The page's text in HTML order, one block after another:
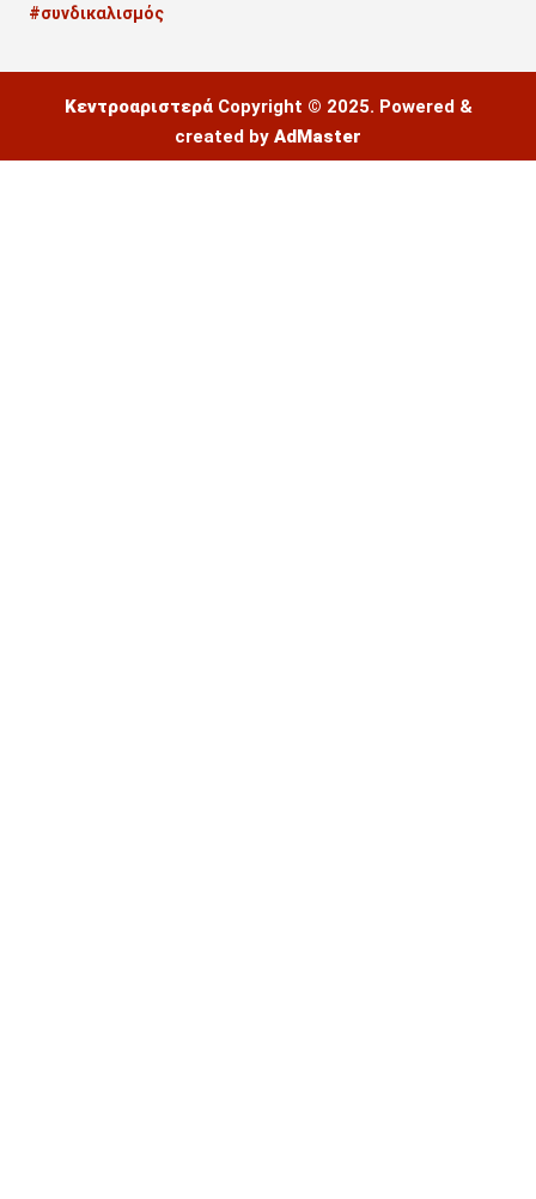
#συνδικαλισμός
ΚεντροαριστεράCopyright © 2025. Powered &
created by AdMaster